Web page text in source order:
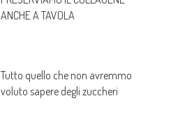
ANCHE A TAVOLA
Tutto quello che non avremmo
voluto sapere degli zuccheri